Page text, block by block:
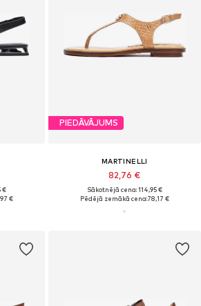
€
€
PIEDĀVĀJUMS
MARTINELLI
82,76 €
Sākotnējā cena: 114,95 €
Pēdējā zemākā cena:78,17 €